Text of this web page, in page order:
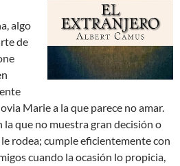
algo
de
Marie a la que parece no amar.
que no muestra gran decisión o
rodea; cumple eficientemente con
cuando la ocasión lo propicia,